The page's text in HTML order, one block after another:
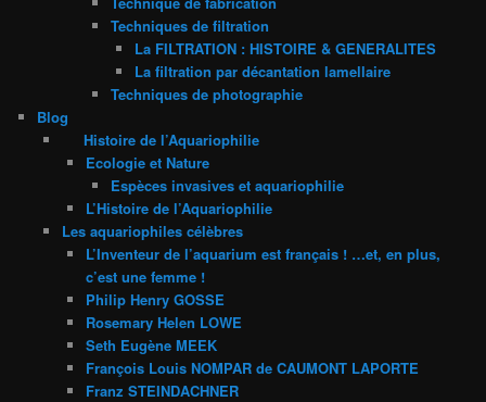
Techniques de filtration
La FILTRATION : HISTOIRE & GENERALITES
La filtration par décantation lamellaire
Techniques de photographie
Blog
Histoire de l’Aquariophilie
Ecologie et Nature
Espèces invasives et aquariophilie
L’Histoire de l’Aquariophilie
Les aquariophiles célèbres
L’Inventeur de l’aquarium est français ! …et, en plus,
c’est une femme !
Philip Henry GOSSE
Rosemary Helen LOWE
Seth Eugène MEEK
François Louis NOMPAR de CAUMONT LAPORTE
Franz STEINDACHNER